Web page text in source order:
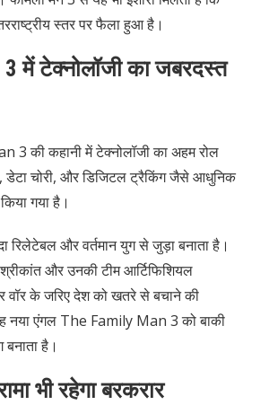
स्तर पर फैला हुआ है।
3 में टेक्नोलॉजी का जबरदस्त
3 की कहानी में टेक्नोलॉजी का अहम रोल
डेटा चोरी, और डिजिटल ट्रैकिंग जैसे आधुनिक
गया है।
रिलेटेबल और वर्तमान युग से जुड़ा बनाता है।
और उनकी टीम आर्टिफिशियल
वॉर के जरिए देश को खतरे से बचाने की
नया एंगल The Family Man 3 को बाकी
है।
भी रहेगा बरकरार